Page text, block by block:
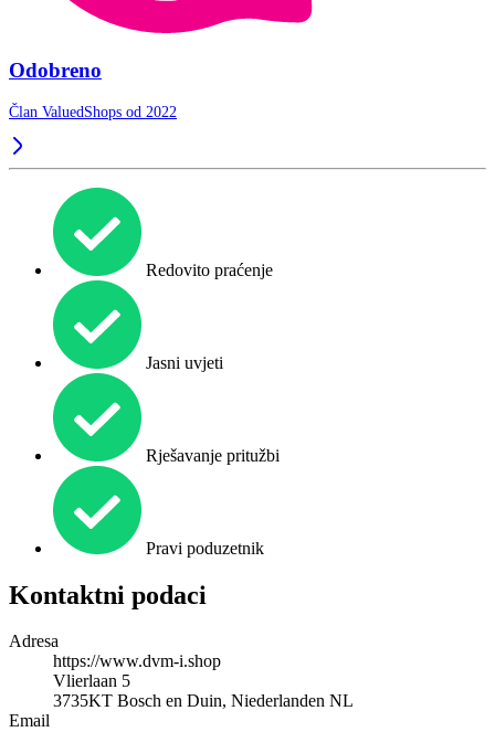
Odobreno
Član ValuedShops od 2022
Redovito praćenje
Jasni uvjeti
Rješavanje pritužbi
Pravi poduzetnik
Kontaktni podaci
Adresa
https://www.dvm-i.shop
Vlierlaan 5
3735KT Bosch en Duin, Niederlanden NL
Email